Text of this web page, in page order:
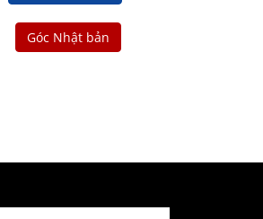
Góc Nhật bản